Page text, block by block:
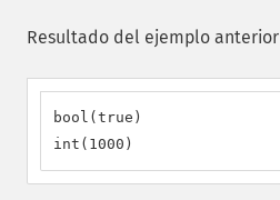
Resultado del ejemplo
bool(true)
int(1000)